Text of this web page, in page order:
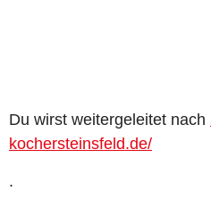
Du wirst weitergeleitet nach
kochersteinsfeld.de/
.